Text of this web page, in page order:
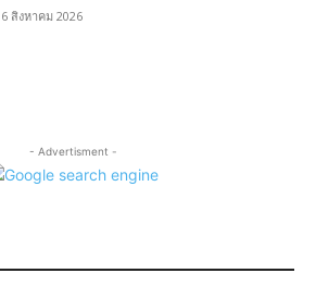
6 สิงหาคม 2026
- Advertisment -